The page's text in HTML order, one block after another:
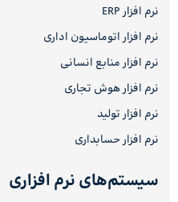
نرم افزار ERP
نرم افزار اتوماسیون اداری
نرم افزار منابع انسانی
نرم افزار هوش تجاری
نرم افزار تولید
نرم افزار حسابداری
سیستم‌های نرم افزاری